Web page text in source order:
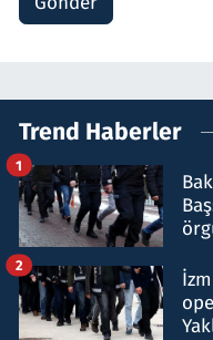
Trend Haberler
1
2